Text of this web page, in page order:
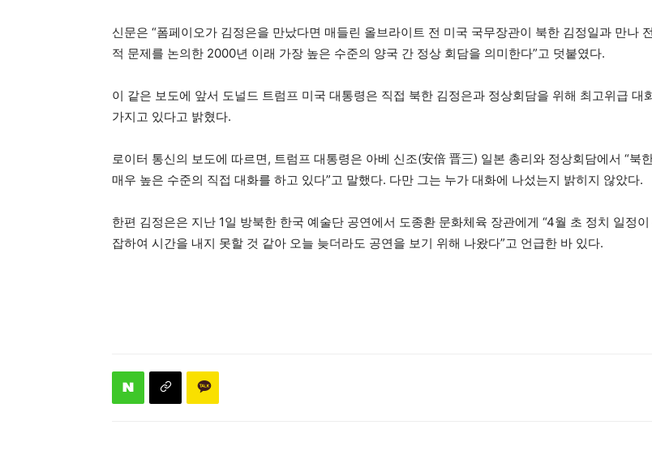
신문은 “폼페이오가 김정은을 만났다면 매들린 올브라이트 전 미국 국무장관이 북한 김정일과 만나
적 문제를 논의한 2000년 이래 가장 높은 수준의 양국 간 정상 회담을 의미한다”고 덧붙였다.
이 같은 보도에 앞서 도널드 트럼프 미국 대통령은 직접 북한 김정은과 정상회담을 위해 최고위급 대
가지고 있다고 밝혔다.
로이터 통신의 보도에 따르면, 트럼프 대통령은 아베 신조(安倍 晋三) 일본 총리와 정상회담에서 “북
매우 높은 수준의 직접 대화를 하고 있다”고 말했다. 다만 그는 누가 대화에 나섰는지 밝히지 않았다.
한편 김정은은 지난 1일 방북한 한국 예술단 공연에서 도종환 문화체육 장관에게 “4월 초 정치 일정이
잡하여 시간을 내지 못할 것 같아 오늘 늦더라도 공연을 보기 위해 나왔다”고 언급한 바 있다.